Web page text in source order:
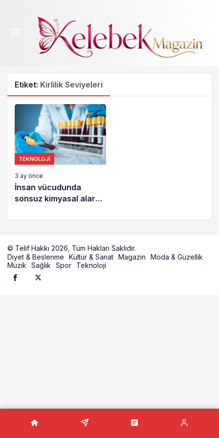
Etiket: Kirlilik Seviyeleri
TEKNOLOJI
3 ay önce
İnsan vücudunda
sonsuz kimyasal alarmı
© Telif Hakkı 2026, Tüm Hakları Saklıdır.
Diyet & Beslenme
Kültür & Sanat Magazin
Moda & Güzellik
Müzik
Sağlık Spor Teknoloji